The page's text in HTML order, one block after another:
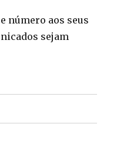
número aos seus
sejam